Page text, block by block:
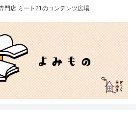
門店 ミート21のコンテンツ広場